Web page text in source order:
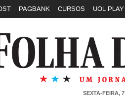
PAGBANK CURSOS UOL PLAY
SEXTA-FEIRA,